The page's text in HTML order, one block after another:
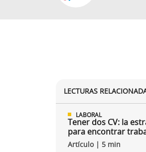
LECTURAS
LABORAL
Tener dos CV: la
para encontrar
Artículo | 5 min